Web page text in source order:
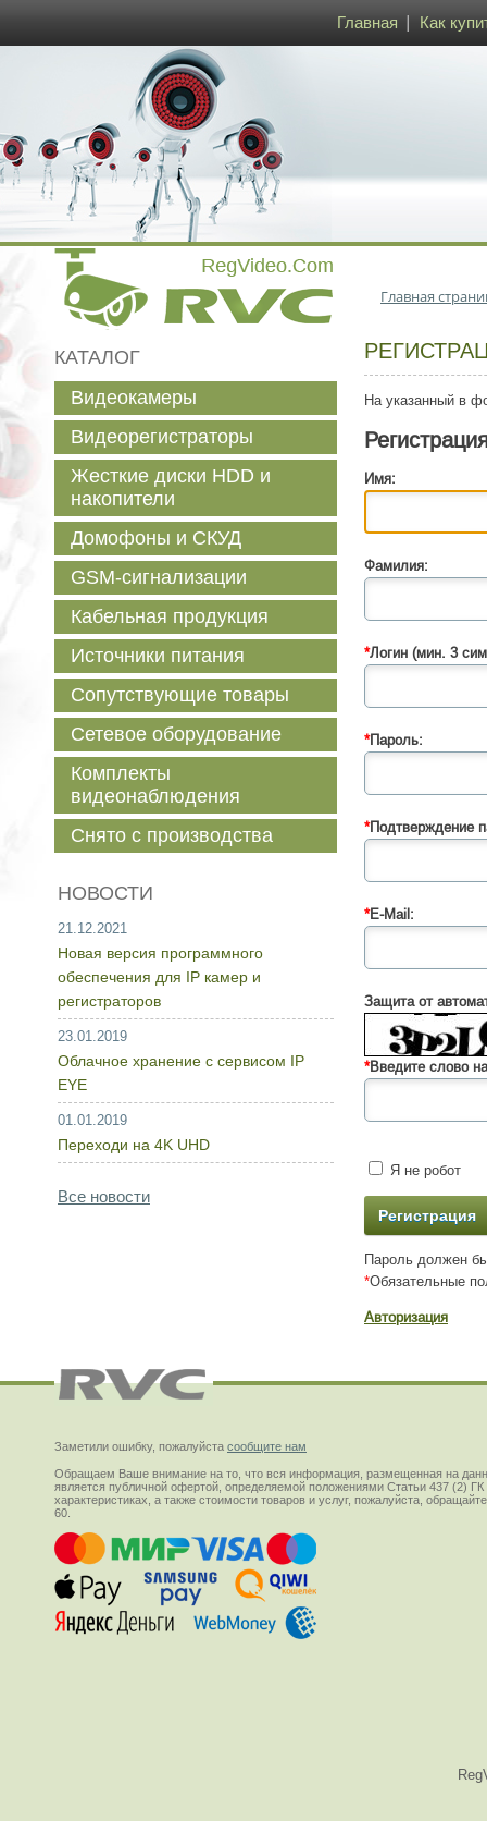
Главная Как
Главная
На указанный в
Имя:
Фамилия:
*Логин (мин. 3
*Пароль:
*Подтверждение
*E-Mail:
Защита от
*Введите слово
Я не робот
Пароль должен
*Обязательные
Авторизация
КАТАЛОГ
Видеокамеры
Видеорегистраторы
Жесткие диски HDD и
накопители
Домофоны и СКУД
GSM-сигнализации
Кабельная продукция
Источники питания
Сопутствующие товары
Сетевое оборудование
Комплекты
видеонаблюдения
Снято с производства
НОВОСТИ
21.12.2021
Новая версия программного
обеспечения для IP камер и
регистраторов
23.01.2019
Облачное хранение с сервисом IP
EYE
01.01.2019
Переходи на 4K UHD
Все новости
Заметили ошибку, пожалуйста сообщите нам
Обращаем Ваше внимание на то, что вся информация, размещенная на
является публичной офертой, определяемой положениями Статьи 437 (2)
характеристиках, а также стоимости товаров и услуг, пожалуйста,
60.